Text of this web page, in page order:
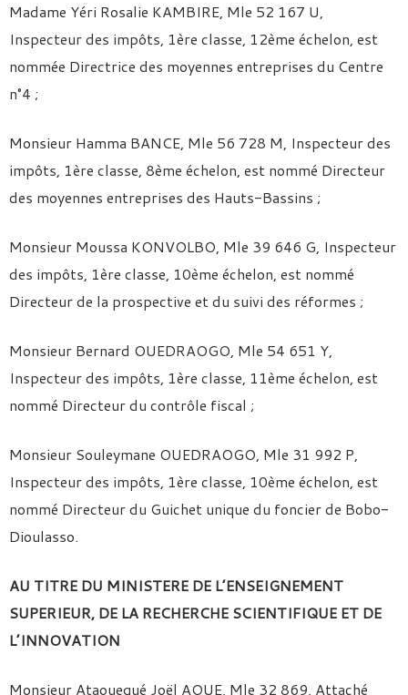
Madame Yéri Rosalie KAMBIRE, Mle 52 167 U,
Inspecteur des impôts, 1ère classe, 12ème échelon, est
nommée Directrice des moyennes entreprises du Centre
n°4 ;
Monsieur Hamma BANCE, Mle 56 728 M, Inspecteur des
impôts, 1ère classe, 8ème échelon, est nommé Directeur
des moyennes entreprises des Hauts-Bassins ;
Monsieur Moussa KONVOLBO, Mle 39 646 G, Inspecteur
des impôts, 1ère classe, 10ème échelon, est nommé
Directeur de la prospective et du suivi des réformes ;
Monsieur Bernard OUEDRAOGO, Mle 54 651 Y,
Inspecteur des impôts, 1ère classe, 11ème échelon, est
nommé Directeur du contrôle fiscal ;
Monsieur Souleymane OUEDRAOGO, Mle 31 992 P,
Inspecteur des impôts, 1ère classe, 10ème échelon, est
nommé Directeur du Guichet unique du foncier de Bobo-
Dioulasso.
AU TITRE DU MINISTERE DE L’ENSEIGNEMENT
SUPERIEUR, DE LA RECHERCHE SCIENTIFIQUE ET DE
L’INNOVATION
Monsieur Ataouegué Joël AOUE, Mle 32 869, Attaché